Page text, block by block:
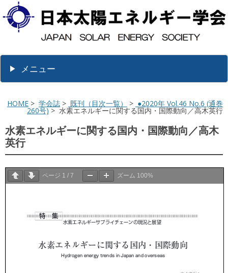
メニュー
HOME > 学会誌 > 既刊（目次一覧） > ●2020年 Vol.46 No.6 (通巻
260号) > 水素エネルギーに関する国内・国際動向／高木英行
水素エネルギーに関する国内・国際動向／高木
英行
ページ 1 / 7 ズーム 100%